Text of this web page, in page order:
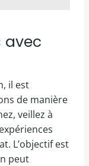
avec
il est
de manière
veillez à
L’objectif est
peut